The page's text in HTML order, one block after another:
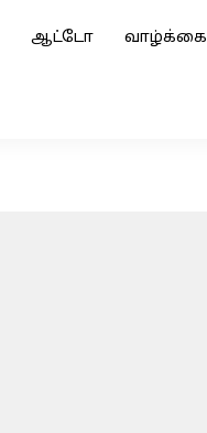
ஆட்டோ வாழ்க்கை